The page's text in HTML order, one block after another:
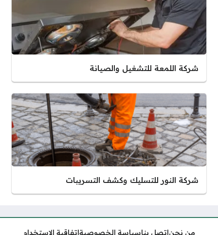
شركة اللمعة للتشغيل والصيانة
شركة النور للتسليك وكشف التسريبات
من نحناتصل بناسياسة الخصوصيةاتفاقية الاستخدام